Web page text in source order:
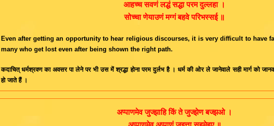
आहच्च सवणं लद्धं सद्धा परम दुल्लहा ।
सोच्चा णेयाउणं मग्गं बहवे परिभस्सई ॥
Even after getting an opportunity to hear religious discourses, it is very difficult to have
many who get lost even after being shown the right path.
कदाचित् धर्मश्रवण का अवसर पा लेने पर भी उस में श्रद्धा होना परम दुर्लभ है । धर्म की ओर ले जानेवाले सही मार्ग को
हो जाते हैं ।
अप्पाणमेव जुज्झाहि किं ते जुज्झेण बज्झओ ।